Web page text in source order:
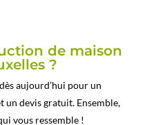
de maison
?
aujourd’hui pour un
un devis gratuit. Ensemble,
vous ressemble !